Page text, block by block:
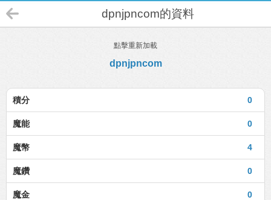
dpnjpncom的資料
點擊重新加載
dpnjpncom
0
積分
0
魔能
4
魔幣
0
魔鑽
0
魔金